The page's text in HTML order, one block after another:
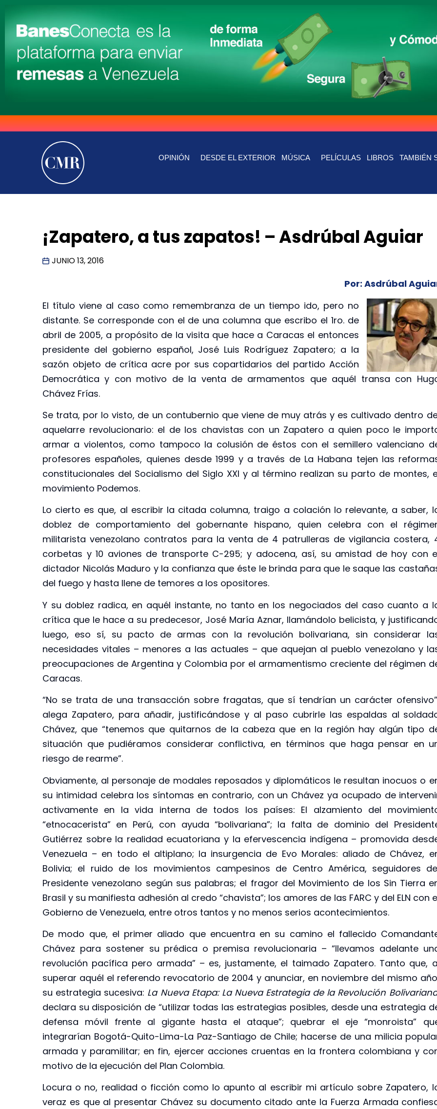
OPINIÓN DESDE EL EXTERIOR MÚSICA PELÍCULAS LIBROS TAMBIÉN
¡Zapatero, a tus zapatos! – Asdrúbal Aguiar
JUNIO 13, 2016
Por: Asdrúbal
El título viene al caso como remembranza de un tiempo ido, pero no
distante. Se corresponde con el de una columna que escribo el 1ro. de
abril de 2005, a propósito de la visita que hace a Caracas el entonces
presidente del gobierno español, José Luis Rodríguez Zapatero; a la
sazón objeto de crítica acre por sus copartidarios del partido Acción
Democrática y con motivo de la venta de armamentos que aquél transa con
Chávez Frías.
Se trata, por lo visto, de un contubernio que viene de muy atrás y es cultivado dentro
aquelarre revolucionario: el de los chavistas con un Zapatero a quien poco le
armar a violentos, como tampoco la colusión de éstos con el semillero valenciano
profesores españoles, quienes desde 1999 y a través de La Habana tejen las
constitucionales del Socialismo del Siglo XXI y al término realizan su parto de montes,
movimiento Podemos.
Lo cierto es que, al escribir la citada columna, traigo a colación lo relevante, a saber,
doblez de comportamiento del gobernante hispano, quien celebra con el
militarista venezolano contratos para la venta de 4 patrulleras de vigilancia costera,
corbetas y 10 aviones de transporte C-295; y adocena, así, su amistad de hoy con
dictador Nicolás Maduro y la confianza que éste le brinda para que le saque las
del fuego y hasta llene de temores a los opositores.
Y su doblez radica, en aquél instante, no tanto en los negociados del caso cuanto a
crítica que le hace a su predecesor, José María Aznar, llamándolo belicista, y
luego, eso sí, su pacto de armas con la revolución bolivariana, sin considerar
necesidades vitales – menores a las actuales – que aquejan al pueblo venezolano y
preocupaciones de Argentina y Colombia por el armamentismo creciente del régimen
Caracas.
“No se trata de una transacción sobre fragatas, que sí tendrían un carácter
alega Zapatero, para añadir, justificándose y al paso cubrirle las espaldas al
Chávez, que “tenemos que quitarnos de la cabeza que en la región hay algún tipo
situación que pudiéramos considerar conflictiva, en términos que haga pensar en
riesgo de rearme”.
Obviamente, al personaje de modales reposados y diplomáticos le resultan inocuos o
su intimidad celebra los síntomas en contrario, con un Chávez ya ocupado de
activamente en la vida interna de todos los países: El alzamiento del
“etnocacerista” en Perú, con ayuda “bolivariana”; la falta de dominio del
Gutiérrez sobre la realidad ecuatoriana y la efervescencia indígena – promovida
Venezuela – en todo el altiplano; la insurgencia de Evo Morales: aliado de Chávez,
Bolivia; el ruido de los movimientos campesinos de Centro América, seguidores
Presidente venezolano según sus palabras; el fragor del Movimiento de los Sin Tierra
Brasil y su manifiesta adhesión al credo “chavista”; los amores de las FARC y del ELN con
Gobierno de Venezuela, entre otros tantos y no menos serios acontecimientos.
De modo que, el primer aliado que encuentra en su camino el fallecido
Chávez para sostener su prédica o premisa revolucionaria – “llevamos adelante
revolución pacífica pero armada” – es, justamente, el taimado Zapatero. Tanto que,
superar aquél el referendo revocatorio de 2004 y anunciar, en noviembre del mismo
su estrategia sucesiva: La Nueva Etapa: La Nueva Estrategia de la Revolución
declara su disposición de “utilizar todas las estrategias posibles, desde una estrategia
defensa móvil frente al gigante hasta el ataque”; quebrar el eje “monroista”
integrarían Bogotá-Quito-Lima-La Paz-Santiago de Chile; hacerse de una milicia
armada y paramilitar; en fin, ejercer acciones cruentas en la frontera colombiana y
motivo de la ejecución del Plan Colombia.
Locura o no, realidad o ficción como lo apunto al escribir mi artículo sobre Zapatero,
veraz es que al presentar Chávez su documento citado ante la Fuerza Armada